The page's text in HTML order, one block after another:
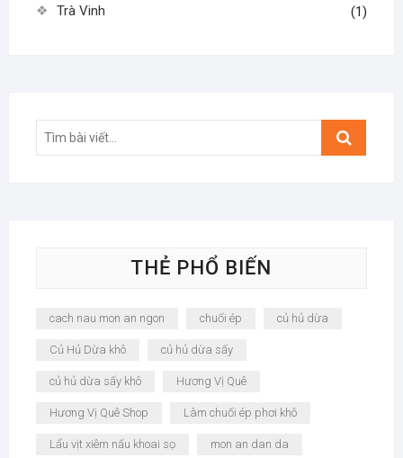
Trà Vinh (1)
Search
THẺ PHỔ BIẾN
cach nau mon an ngon chuối ép củ hủ dừa
Củ Hủ Dừa khô củ hủ dừa sấy
củ hủ dừa sấy khô Hương Vị Quê
Hương Vị Quê Shop Làm chuối ép phơi khô
Lẩu vịt xiêm nấu khoai sọ mon an dan da